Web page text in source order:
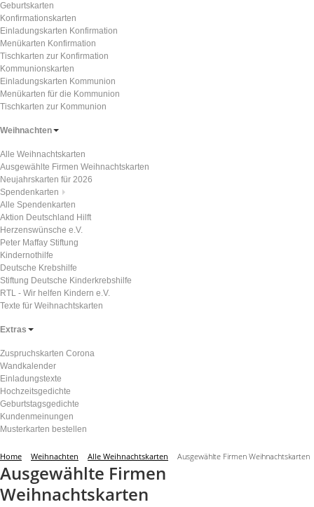
Geburtskarten
Konfirmationskarten
Einladungskarten Konfirmation
Menükarten Konfirmation
Tischkarten zur Konfirmation
Kommunionskarten
Einladungskarten Kommunion
Menükarten für die Kommunion
Tischkarten zur Kommunion
Weihnachten
Alle Weihnachtskarten
Ausgewählte Firmen Weihnachtskarten
Neujahrskarten für 2026
Spendenkarten
Alle Spendenkarten
Aktion Deutschland Hilft
Herzenswünsche e.V.
Peter Maffay Stiftung
Kindernothilfe
Deutsche Krebshilfe
Stiftung Deutsche Kinderkrebshilfe
RTL - Wir helfen Kindern e.V.
Texte für Weihnachtskarten
Extras
Zuspruchskarten Corona
Wandkalender
Einladungstexte
Hochzeitsgedichte
Geburtstagsgedichte
Kundenmeinungen
Musterkarten bestellen
Home Weihnachten Alle Weihnachtskarten Ausgewählte Firmen Weihnachtskarten
Ausgewählte Firmen
Weihnachtskarten